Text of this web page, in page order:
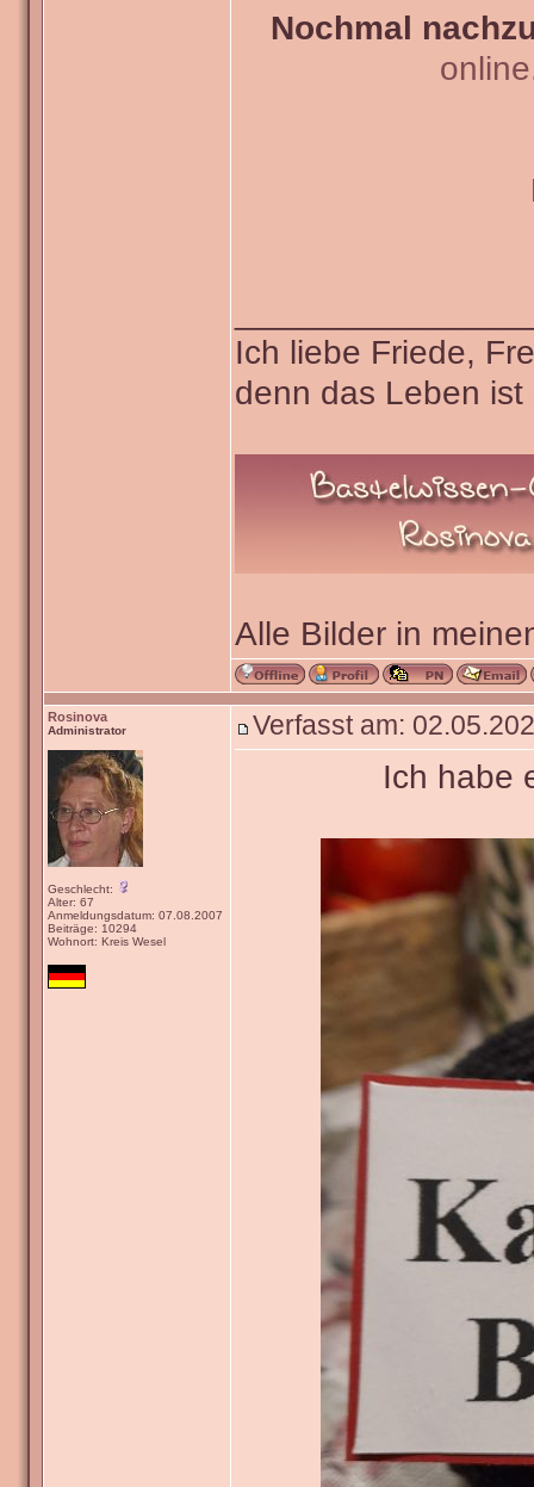
Nochmal
Ich liebe Friede,
denn das Leben
Alle Bilder in
Rosinova
Administrator
Geschlecht:
Alter: 67
Anmeldungsdatum: 07.08.2007
Beiträge: 10294
Wohnort: Kreis Wesel
Verfasst am:
Ich habe